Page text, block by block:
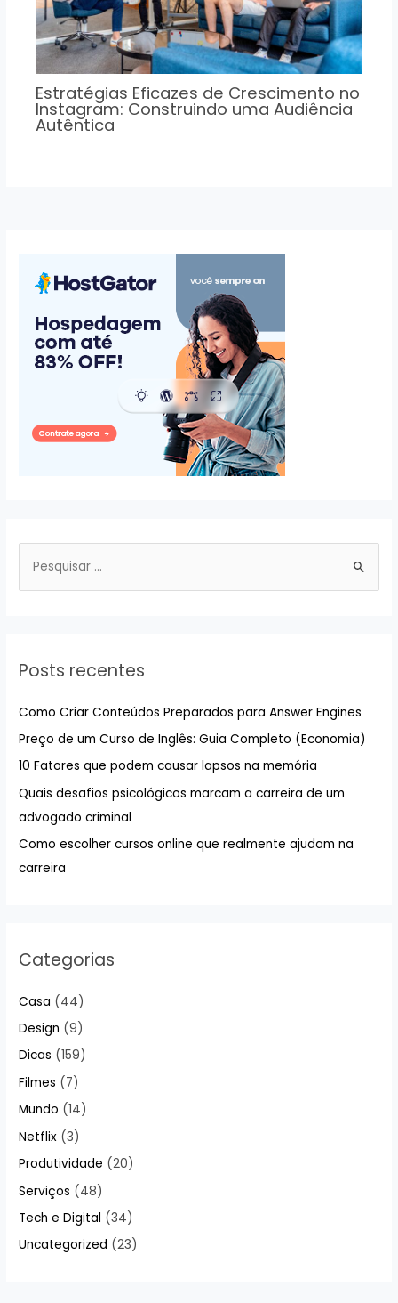
Estratégias Eficazes de Crescimento no
Instagram: Construindo uma Audiência
Autêntica
i
r
p
o
r
:
Posts recentes
Como Criar Conteúdos Preparados para Answer Engines
Preço de um Curso de Inglês: Guia Completo (Economia)
10 Fatores que podem causar lapsos na memória
Quais desafios psicológicos marcam a carreira de um
advogado criminal
Como escolher cursos online que realmente ajudam na
carreira
Categorias
Casa (44)
Design (9)
Dicas (159)
Filmes (7)
Mundo (14)
Netflix (3)
Produtividade (20)
Serviços (48)
Tech e Digital (34)
Uncategorized (23)